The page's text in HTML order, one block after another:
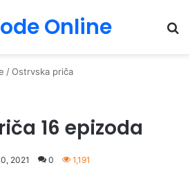
Online
/Ostrvska priča
16 epizoda
2021 0 1,191